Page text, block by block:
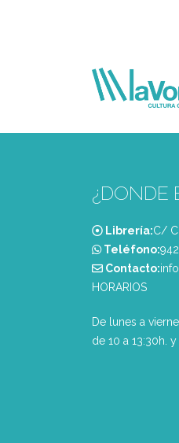
¿DONDE
Librería:C/
Teléfono:
Contacto:
HORARIOS
De lunes a
de 10 a 13:30h.